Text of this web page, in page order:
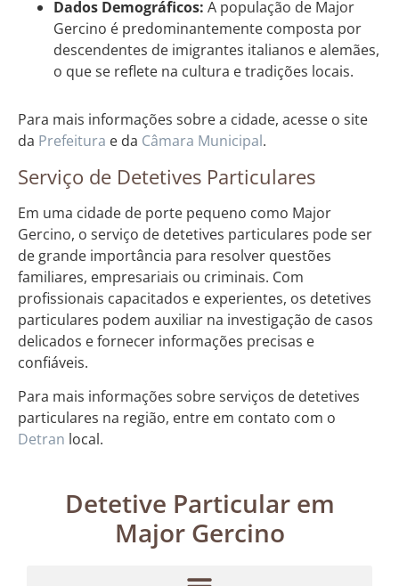
Dados Demográficos: A população de Major
Gercino é predominantemente composta por
descendentes de imigrantes italianos e alemães,
o que se reflete na cultura e tradições locais.
Para mais informações sobre a cidade, acesse o site
da Prefeitura e da Câmara Municipal.
Serviço de Detetives Particulares
Em uma cidade de porte pequeno como Major
Gercino, o serviço de detetives particulares pode ser
de grande importância para resolver questões
familiares, empresariais ou criminais. Com
profissionais capacitados e experientes, os detetives
particulares podem auxiliar na investigação de casos
delicados e fornecer informações precisas e
confiáveis.
Para mais informações sobre serviços de detetives
particulares na região, entre em contato com o
Detran local.
Detetive Particular em
Major Gercino